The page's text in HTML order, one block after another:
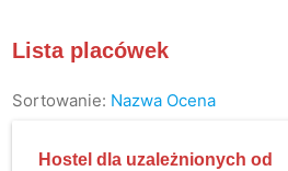
Lista placówek
Sortowanie: Nazwa Ocena
Hostel dla uzależnionych od